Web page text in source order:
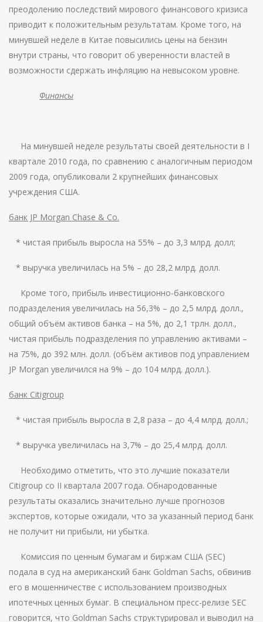
преодолению последствий мирового финансового кризиса
приводит к положительным результатам. Кроме того, на
минувшей неделе в Китае повысились цены на бензин
внутри страны, что говорит об уверенности властей в
возможности сдержать инфляцию на невысоком уровне.
Финансы
На минувшей неделе результаты своей деятельности в I
квартале 2010 года, по сравнению с аналогичным периодом
2009 года, опубликовали 2 крупнейших финансовых
учреждения США.
банк JP Morgan Chase & Co.
* чистая прибыль выросла на 55% – до 3,3 млрд. долл;
* выручка увеличилась на 5% – до 28,2 млрд. долл.
Кроме того, прибыль инвестиционно-банковского
подразделения увеличилась на 56,3% – до 2,5 млрд. долл.,
общий объём активов банка – на 5%, до 2,1 трлн. долл.,
чистая прибыль подразделения по управлению активами –
на 75%, до 392 млн. долл. (объём активов под управлением
JP Morgan увеличился на 9% – до 104 млрд. долл.).
банк Citigroup
* чистая прибыль выросла в 2,8 раза – до 4,4 млрд. долл.;
* выручка увеличилась на 3,7% – до 25,4 млрд. долл.
Необходимо отметить, что это лучшие показатели
Citigroup со II квартала 2007 года. Обнародованные
результаты оказались значительно лучше прогнозов
экспертов, которые ожидали, что за указанный период банк
не получит ни прибыли, ни убытка.
Комиссия по ценным бумагам и биржам США (SEC)
подала в суд на американский банк Goldman Sachs, обвинив
его в мошенничестве с использованием производных
ипотечных ценных бумаг. В специальном пресс-релизе SEC
говорится, что Goldman Sachs структурировал и выводил на